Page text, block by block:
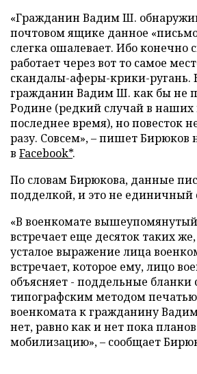
«Гражданин Вадим Ш.
почтовом ящике данное
слегка ошалевает. Ибо конечно
работает через вот то самое
скандалы-аферы-крики-ругань.
гражданин Вадим Ш. как бы не
Родине (редкий случай в наших
последнее время), но повесток
разу. Совсем», – пишет Бирюков
в Facebook*.
По словам Бирюкова, данные
подделкой, и это не единичный
«В военкомате
встречает еще десяток таких
усталое выражение лица
встречает, которое ему, лицо
объясняет - поддельные бланки
типографским методом
военкомата к гражданину
нет, равно как и нет пока
мобилизацию», – сообщает